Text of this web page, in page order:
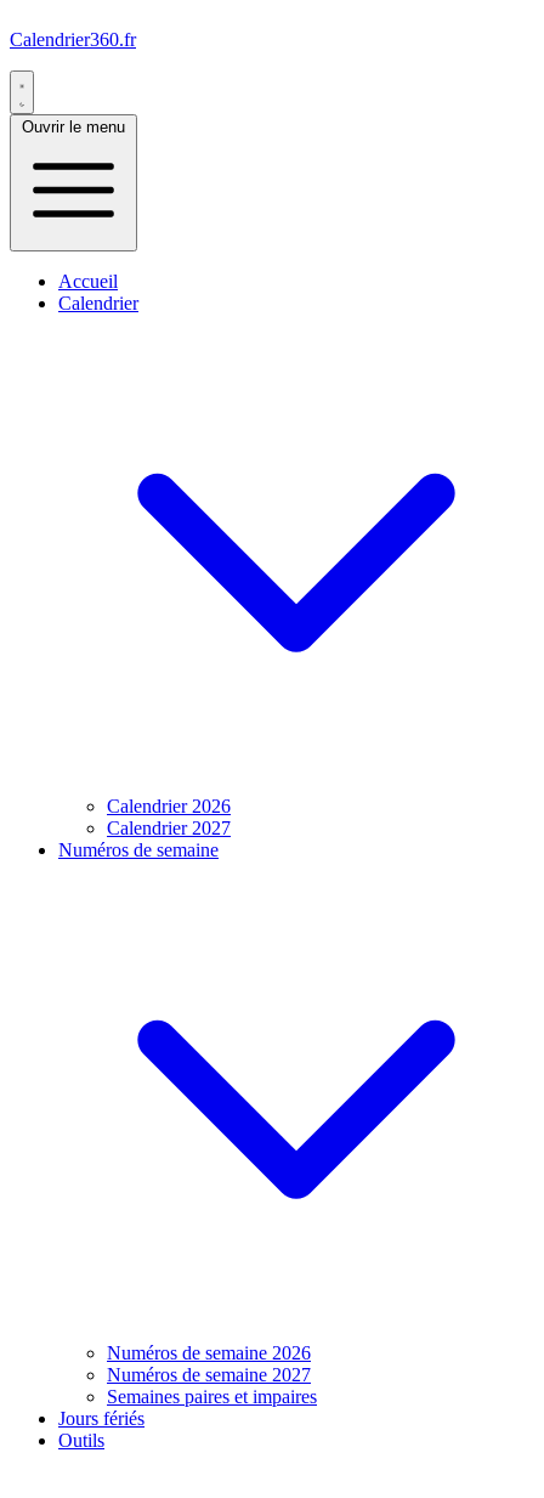
Calendrier360.fr
Ouvrir le menu
Accueil
Calendrier
Calendrier 2026
Calendrier 2027
Numéros de semaine
Numéros de semaine 2026
Numéros de semaine 2027
Semaines paires et impaires
Jours fériés
Outils